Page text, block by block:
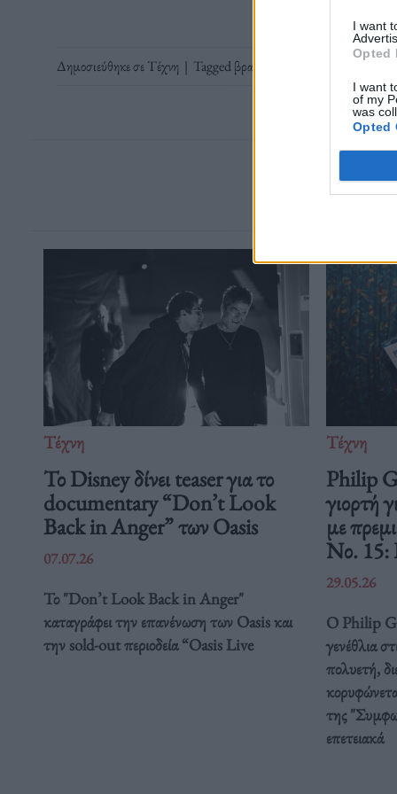
I want
Opted
I want
of my
was
Opted
Δημοσιεύθηκε σεΤέχνη | Taggedβραβείο Lumière
Τέχνη
Το Disney δίνει teaser για το
documentary “Don’t Look
Back in Anger” των Oasis
07.07.26
Το "Don’t Look Back in Anger"
καταγράφει την επανένωση των Oasis και
την sold-out περιοδεία “Oasis Live
Τέχνη
Philip
γιορτή
με
Νο. 15:
29.05.26
Ο Philip
γενέθλια
πολυετή,
της
επετειακά